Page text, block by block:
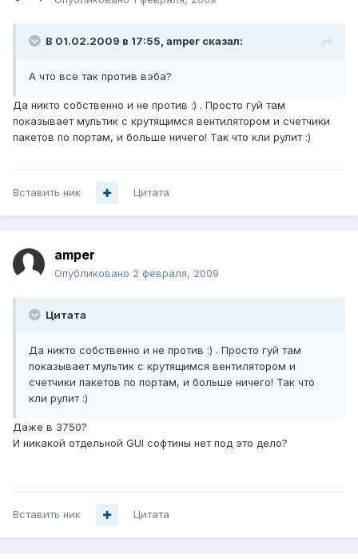
В 01.02.2009 в 17:55, amper сказал:
А что все так против вэба?
Да никто собственно и не против :) . Просто гуй там
показывает мультик с крутящимся вентилятором и счетчики
пакетов по портам, и больше ничего! Так что кли рулит :)
Вставить ник Цитата
amper
Опубликовано 2 февраля, 2009
Цитата
Да никто собственно и не против :) . Просто гуй там
показывает мультик с крутящимся вентилятором и
счетчики пакетов по портам, и больше ничего! Так что
кли рулит :)
Даже в 3750?
И никакой отдельной GUI софтины нет под это дело?
Вставить ник Цитата